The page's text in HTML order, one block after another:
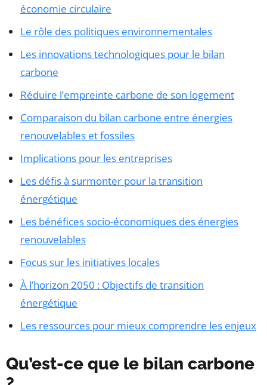
économie circulaire
Le rôle des politiques environnementales
Les innovations technologiques pour le bilan
carbone
Réduire l’empreinte carbone de son logement
Comparaison du bilan carbone entre énergies
renouvelables et fossiles
Implications pour les entreprises
Les défis à surmonter pour la transition
énergétique
Les bénéfices socio-économiques des énergies
renouvelables
Focus sur les initiatives locales
À l’horizon 2050 : Objectifs de transition
énergétique
Les ressources pour mieux comprendre les enjeux
Qu’est-ce que le bilan carbone